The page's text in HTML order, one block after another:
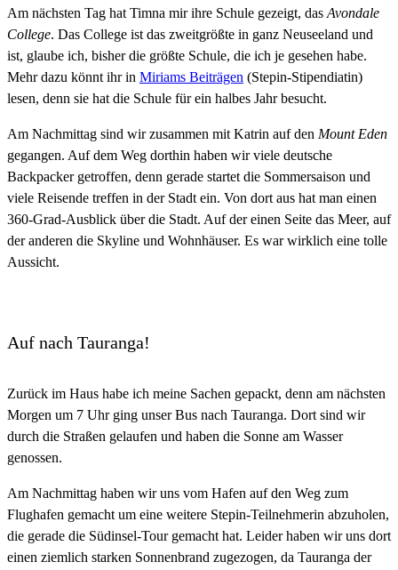
Am nächsten Tag hat Timna mir ihre Schule gezeigt, das Avondale
College. Das College ist das zweitgrößte in ganz Neuseeland und
ist, glaube ich, bisher die größte Schule, die ich je gesehen habe.
Mehr dazu könnt ihr in Miriams Beiträgen (Stepin-Stipendiatin)
lesen, denn sie hat die Schule für ein halbes Jahr besucht.
Am Nachmittag sind wir zusammen mit Katrin auf den Mount Eden
gegangen. Auf dem Weg dorthin haben wir viele deutsche
Backpacker getroffen, denn gerade startet die Sommersaison und
viele Reisende treffen in der Stadt ein. Von dort aus hat man einen
360-Grad-Ausblick über die Stadt. Auf der einen Seite das Meer, auf
der anderen die Skyline und Wohnhäuser. Es war wirklich eine tolle
Aussicht.
Auf nach Tauranga!
Zurück im Haus habe ich meine Sachen gepackt, denn am nächsten
Morgen um 7 Uhr ging unser Bus nach Tauranga. Dort sind wir
durch die Straßen gelaufen und haben die Sonne am Wasser
genossen.
Am Nachmittag haben wir uns vom Hafen auf den Weg zum
Flughafen gemacht um eine weitere Stepin-Teilnehmerin abzuholen,
die gerade die Südinsel-Tour gemacht hat. Leider haben wir uns dort
einen ziemlich starken Sonnenbrand zugezogen, da Tauranga der